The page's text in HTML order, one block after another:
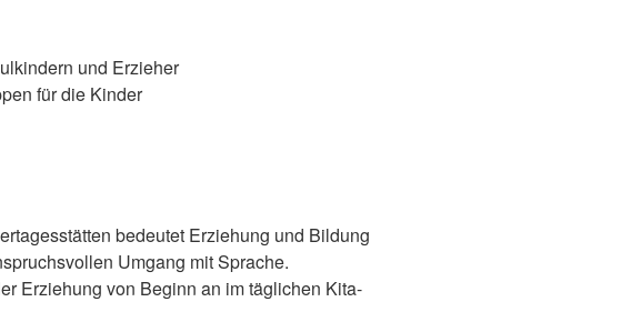
und Erzieher
für die Kinder
bedeutet Erziehung und Bildung
Umgang mit Sprache.
Erziehung von Beginn an im täglichen Kita-